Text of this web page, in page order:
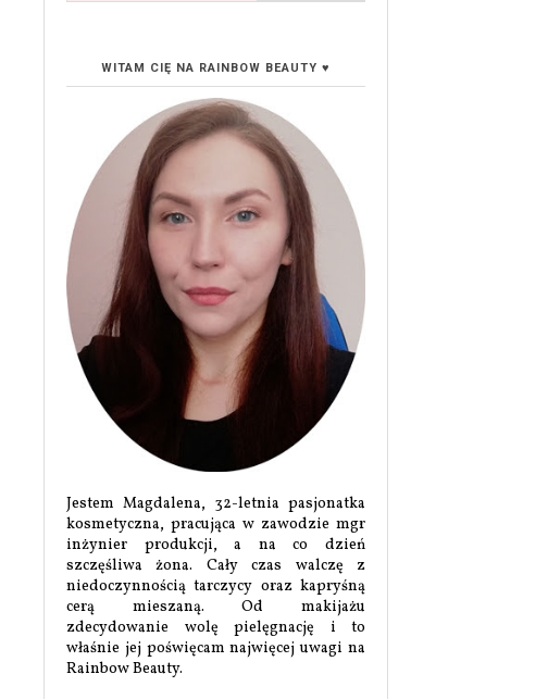
WITAM CIĘ NA RAINBOW BEAUTY ♥
Jestem Magdalena, 32-letnia pasjonatka
kosmetyczna, pracująca w zawodzie mgr
inżynier produkcji, a na co dzień
szczęśliwa żona. Cały czas walczę z
niedoczynnością tarczycy oraz kapryśną
cerą mieszaną. Od makijażu
zdecydowanie wolę pielęgnację i to
właśnie jej poświęcam najwięcej uwagi na
Rainbow Beauty.